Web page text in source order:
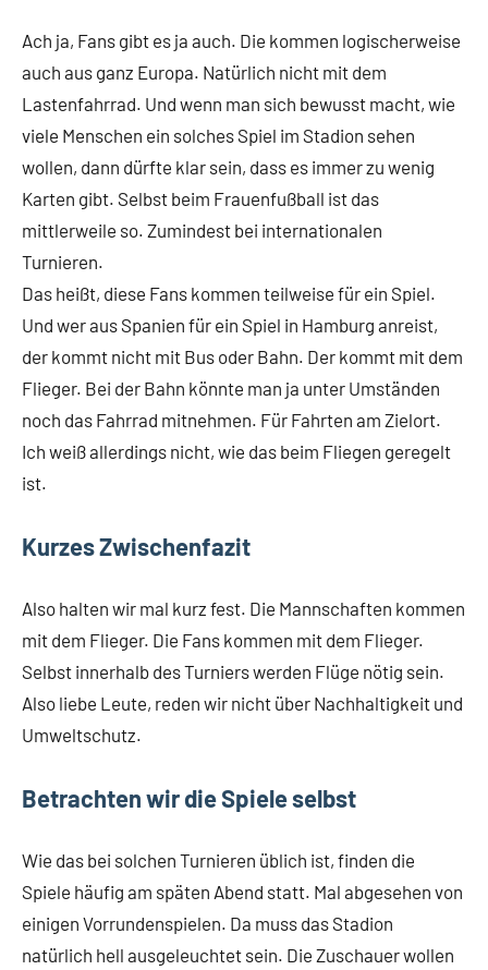
Ach ja, Fans gibt es ja auch. Die kommen logischerweise
auch aus ganz Europa. Natürlich nicht mit dem
Lastenfahrrad. Und wenn man sich bewusst macht, wie
viele Menschen ein solches Spiel im Stadion sehen
wollen, dann dürfte klar sein, dass es immer zu wenig
Karten gibt. Selbst beim Frauenfußball ist das
mittlerweile so. Zumindest bei internationalen
Turnieren.
Das heißt, diese Fans kommen teilweise für ein Spiel.
Und wer aus Spanien für ein Spiel in Hamburg anreist,
der kommt nicht mit Bus oder Bahn. Der kommt mit dem
Flieger. Bei der Bahn könnte man ja unter Umständen
noch das Fahrrad mitnehmen. Für Fahrten am Zielort.
Ich weiß allerdings nicht, wie das beim Fliegen geregelt
ist.
Kurzes Zwischenfazit
Also halten wir mal kurz fest. Die Mannschaften kommen
mit dem Flieger. Die Fans kommen mit dem Flieger.
Selbst innerhalb des Turniers werden Flüge nötig sein.
Also liebe Leute, reden wir nicht über Nachhaltigkeit und
Umweltschutz.
Betrachten wir die Spiele selbst
Wie das bei solchen Turnieren üblich ist, finden die
Spiele häufig am späten Abend statt. Mal abgesehen von
einigen Vorrundenspielen. Da muss das Stadion
natürlich hell ausgeleuchtet sein. Die Zuschauer wollen